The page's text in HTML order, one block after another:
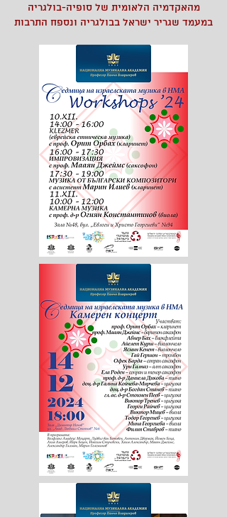
מהאקדמיה הלאומית של סופיה-בולגריה
במעמד שגריר ישראל בבולגריה ונספח התרבות